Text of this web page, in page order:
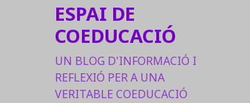
ESPAI DE
COEDUCACIÓ
UN BLOG D'INFORMACIÓ I
REFLEXIÓ PER A UNA
VERITABLE COEDUCACIÓ